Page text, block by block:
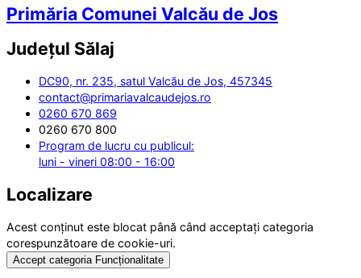
Primăria Comunei Valcău de Jos
Județul Sălaj
DC90, nr. 235, satul Valcău de Jos, 457345
contact@primariavalcaudejos.ro
0260 670 869
0260 670 800
Program de lucru cu publicul:
luni - vineri 08:00 - 16:00
Localizare
Acest conținut este blocat până când acceptați categoria
corespunzătoare de cookie-uri.
Accept categoria Funcționalitate